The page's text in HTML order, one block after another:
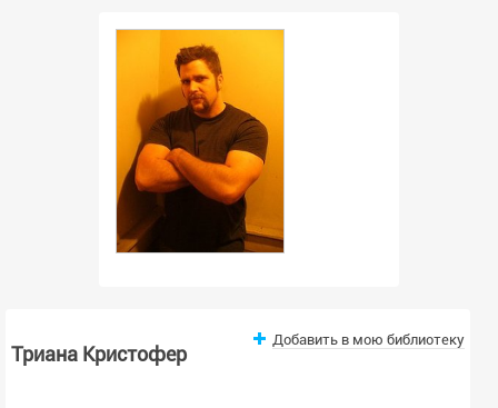
Триана Кристофер
Добавить в мою библиотеку